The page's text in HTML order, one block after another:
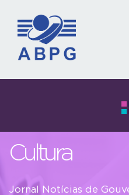
Cultura
Jornal Notícias de